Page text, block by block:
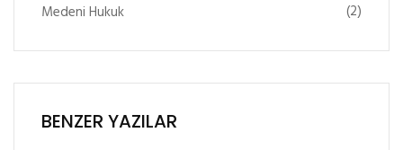
Medeni Hukuk
(2)
BENZER YAZILAR